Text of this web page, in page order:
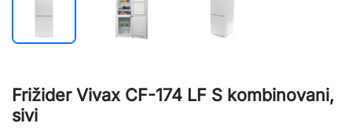
Frižider Vivax CF-174 LF S kombinovani,
sivi